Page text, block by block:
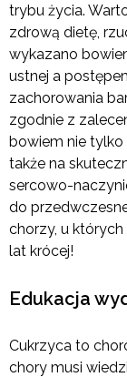
trybu życia.
zdrową dietę,
wykazano
ustnej a
zachorowania
zgodnie z
bowiem nie tylko
także na
sercowo-
do
chorzy, u których
lat krócej!
Edukacja
Cukrzyca to
chory musi